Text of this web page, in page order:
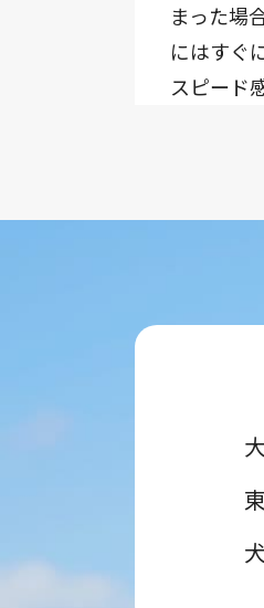
まった場
にはすぐ
スピード